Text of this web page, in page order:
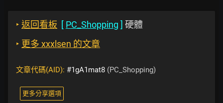
‣ 返回看板 [ PC_Shopping ] 硬體
‣ 更多 xxxlsen 的文章
文章代碼(AID): #1gA1mat8 (PC_Shopping)
更多分享選項